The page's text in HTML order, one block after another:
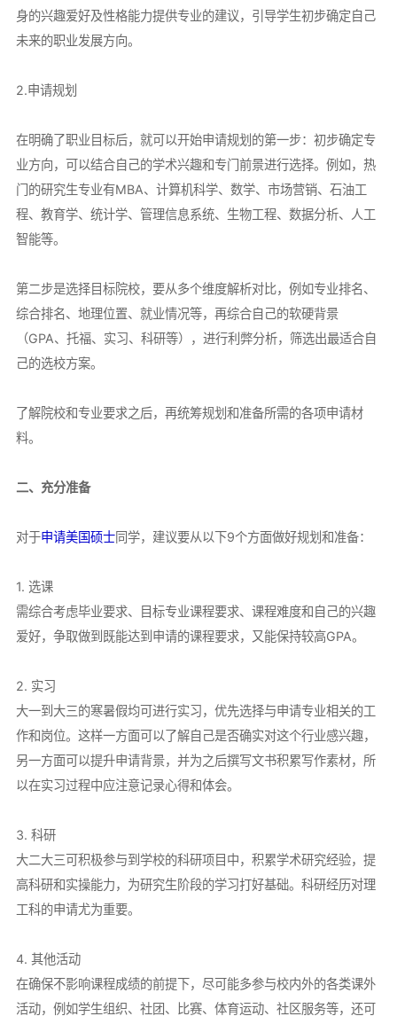
身的兴趣爱好及性格能力提供专业的建议，引导学生初步确定自己
未来的职业发展方向。
2.申请规划
在明确了职业目标后，就可以开始申请规划的第一步：初步确定专
业方向，可以结合自己的学术兴趣和专门前景进行选择。例如，热
门的研究生专业有MBA、计算机科学、数学、市场营销、石油工
程、教育学、统计学、管理信息系统、生物工程、数据分析、人工
智能等。
第二步是选择目标院校，要从多个维度解析对比，例如专业排名、
综合排名、地理位置、就业情况等，再综合自己的软硬背景
（GPA、托福、实习、科研等），进行利弊分析，筛选出最适合自
己的选校方案。
了解院校和专业要求之后，再统筹规划和准备所需的各项申请材
料。
二、充分准备
对于申请美国硕士同学，建议要从以下9个方面做好规划和准备：
1. 选课
需综合考虑毕业要求、目标专业课程要求、课程难度和自己的兴趣
爱好，争取做到既能达到申请的课程要求，又能保持较高GPA。
2. 实习
大一到大三的寒暑假均可进行实习，优先选择与申请专业相关的工
作和岗位。这样一方面可以了解自己是否确实对这个行业感兴趣，
另一方面可以提升申请背景，并为之后撰写文书积累写作素材，所
以在实习过程中应注意记录心得和体会。
3. 科研
大二大三可积极参与到学校的科研项目中，积累学术研究经验，提
高科研和实操能力，为研究生阶段的学习打好基础。科研经历对理
工科的申请尤为重要。
4. 其他活动
在确保不影响课程成绩的前提下，尽可能多参与校内外的各类课外
活动，例如学生组织、社团、比赛、体育运动、社区服务等，还可